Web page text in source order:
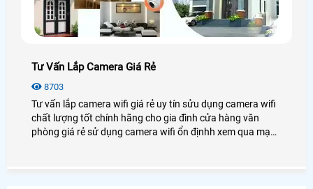
Tư Vấn Lắp Camera Giá Rẻ
8703
Tư vấn lắp camera wifi giá rẻ uy tín sửu dụng camera wifi
chất lượng tốt chính hãng cho gia đình cửa hàng văn
phòng giá rẻ sử dụng camera wifi ổn địnhh xem qua mạng